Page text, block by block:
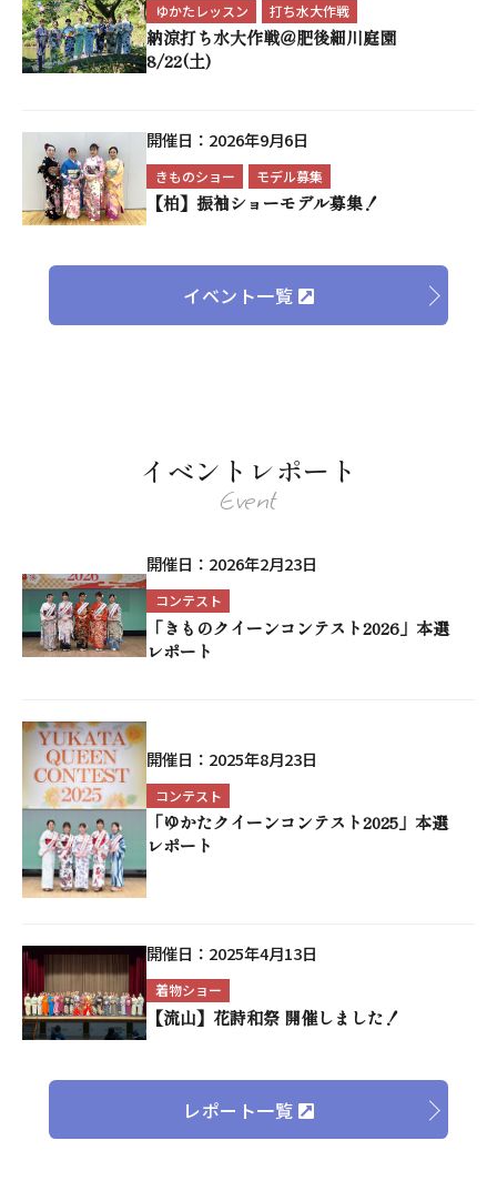
ゆかたレッスン 打ち水大作戦
納涼打ち水大作戦＠肥後細川庭園
8/22(土)
開催日： 2026年9月6日
きものショー モデル募集
【柏】振袖ショーモデル募集！
イベント一覧
イベントレポート
Event
開催日： 2026年2月23日
コンテスト
「きものクイーンコンテスト2026」本選
レポート
開催日： 2025年8月23日
コンテスト
「ゆかたクイーンコンテスト2025」本選
レポート
開催日： 2025年4月13日
着物ショー
【流山】花詩和祭 開催しました！
レポート一覧